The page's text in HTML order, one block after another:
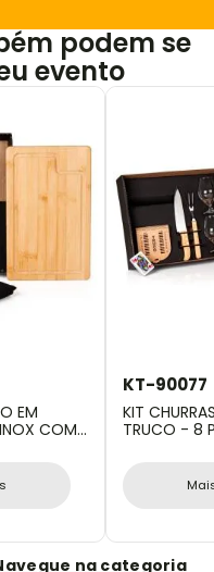
podem se
evento
EM
COM
KT-90077
KIT
TRUCO - 8
na categoria